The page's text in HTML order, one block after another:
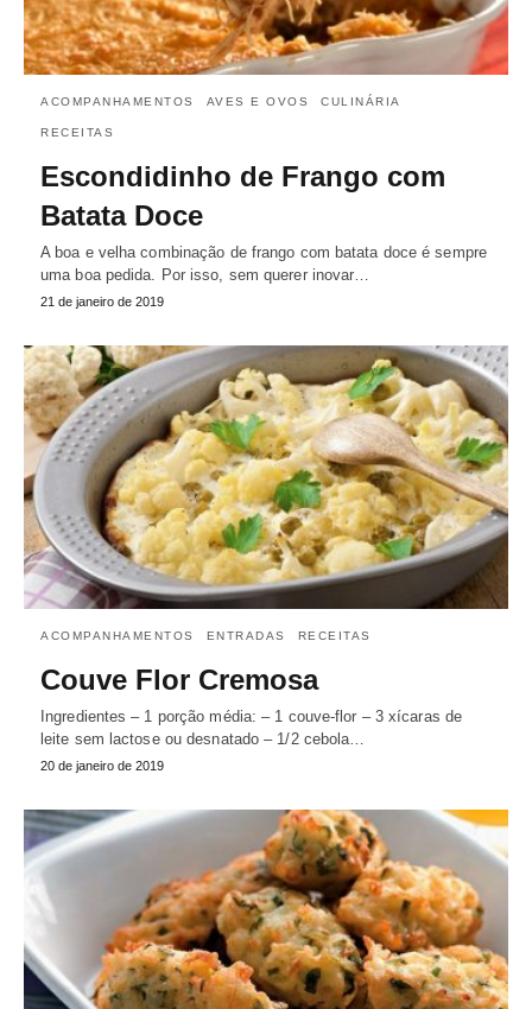
ACOMPANHAMENTOS AVES E OVOS CULINÁRIA
RECEITAS
Escondidinho de Frango com
Batata Doce
A boa e velha combinação de frango com batata doce é sempre
uma boa pedida. Por isso, sem querer inovar…
21 de janeiro de 2019
ACOMPANHAMENTOS ENTRADAS RECEITAS
Couve Flor Cremosa
Ingredientes – 1 porção média: – 1 couve-flor – 3 xícaras de
leite sem lactose ou desnatado – 1/2 cebola…
20 de janeiro de 2019